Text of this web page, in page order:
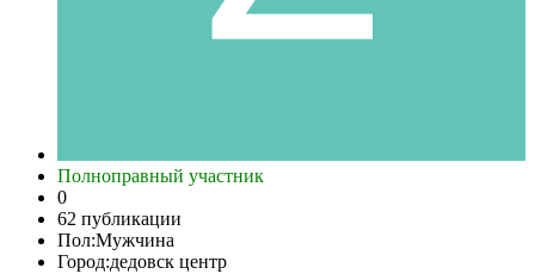
Полноправный участник
0
62 публикации
Пол:Мужчина
Город:дедовск центр